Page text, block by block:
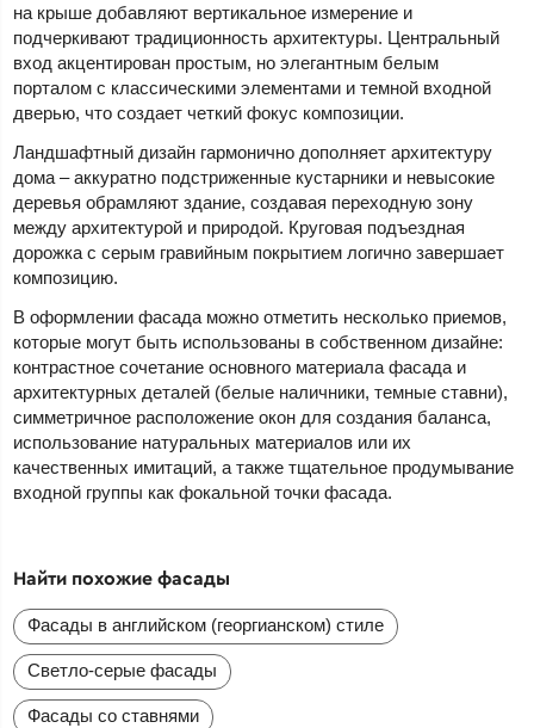
на крыше добавляют вертикальное измерение и
подчеркивают традиционность архитектуры. Центральный
вход акцентирован простым, но элегантным белым
порталом с классическими элементами и темной входной
дверью, что создает четкий фокус композиции.
Ландшафтный дизайн гармонично дополняет архитектуру
дома – аккуратно подстриженные кустарники и невысокие
деревья обрамляют здание, создавая переходную зону
между архитектурой и природой. Круговая подъездная
дорожка с серым гравийным покрытием логично завершает
композицию.
В оформлении фасада можно отметить несколько приемов,
которые могут быть использованы в собственном дизайне:
контрастное сочетание основного материала фасада и
архитектурных деталей (белые наличники, темные ставни),
симметричное расположение окон для создания баланса,
использование натуральных материалов или их
качественных имитаций, а также тщательное продумывание
входной группы как фокальной точки фасада.
Найти похожие фасады
Фасады в английском (георгианском) стиле
Светло-серые фасады
Фасады со ставнями